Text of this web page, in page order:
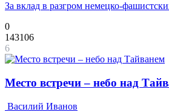
За вклад в разгром немецко-
0
143106
6
Место встречи – небо над
Василий Иванов